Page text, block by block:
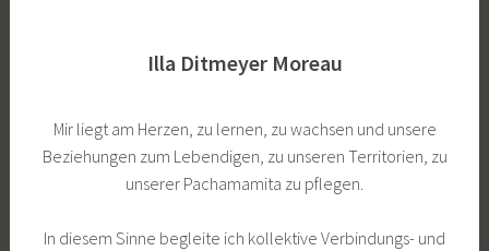
Illa Ditmeyer Moreau
Mir liegt am Herzen, zu lernen, zu wachsen und unsere
Beziehungen zum Lebendigen, zu unseren Territorien, zu
unserer Pachamamita zu pflegen.
In diesem Sinne begleite ich kollektive Verbindungs- und